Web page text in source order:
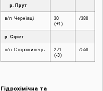
р. Прут
в/п Чернівці
30
(+1)
/380
р. Сірет
в/п Сторожинець
271
(-3)
/550
Гідрохімічна та